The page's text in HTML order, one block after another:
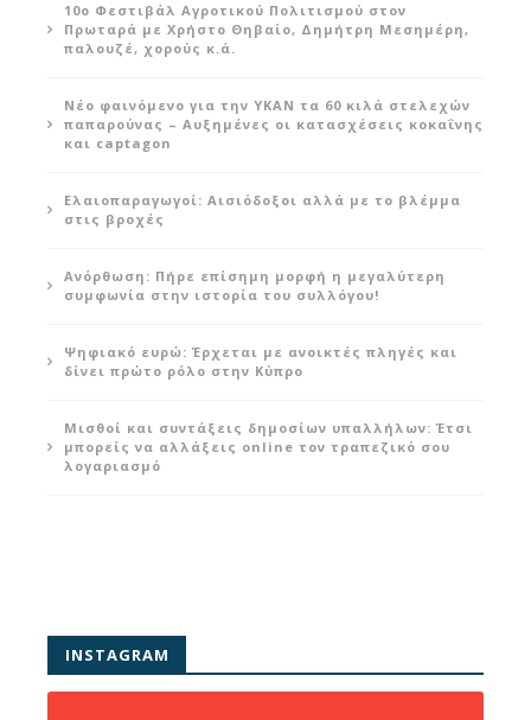
10ο Φεστιβάλ Αγροτικού Πολιτισμού στον
Πρωταρά με Χρήστο Θηβαίο, Δημήτρη Μεσημέρη,
παλουζέ, χορούς κ.ά.
Νέο φαινόμενο για την ΥΚΑΝ τα 60 κιλά στελεχών
παπαρούνας – Αυξημένες οι κατασχέσεις κοκαΐνης
και captagon
Ελαιοπαραγωγοί: Αισιόδοξοι αλλά με το βλέμμα
στις βροχές
Ανόρθωση: Πήρε επίσημη μορφή η μεγαλύτερη
συμφωνία στην ιστορία του συλλόγου!
Ψηφιακό ευρώ: Έρχεται με ανοικτές πληγές και
δίνει πρώτο ρόλο στην Κύπρο
Μισθοί και συντάξεις δημοσίων υπαλλήλων: Έτσι
μπορείς να αλλάξεις online τον τραπεζικό σου
λογαριασμό
INSTAGRAM